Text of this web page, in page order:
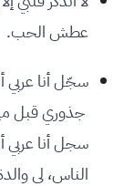
عطش الحب.
سجّل أنا عربي
جذوري قبل
سجل أنا عربي
الناس، لي